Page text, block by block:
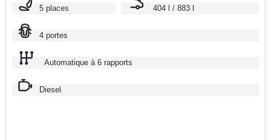
5 places 404 l / 883 l
4 portes
Automatique à 6 rapports
Diesel